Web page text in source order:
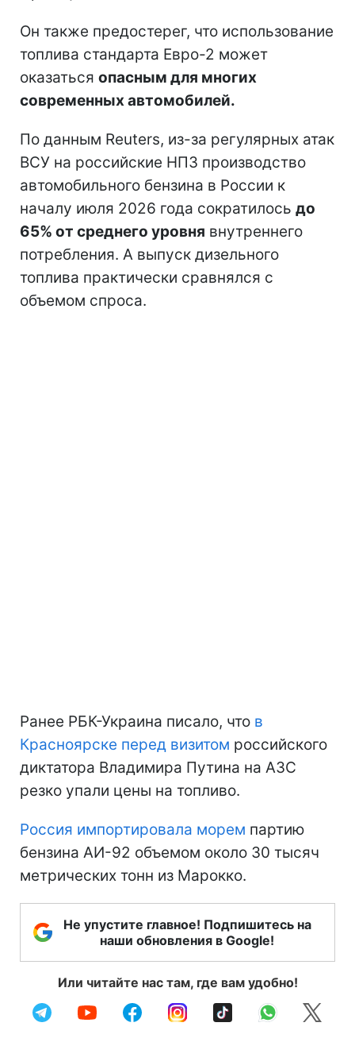
Он также предостерег, что использование
топлива стандарта Евро-2 может
оказаться опасным для многих
современных автомобилей.
По данным Reuters, из-за регулярных атак
ВСУ на российские НПЗ производство
автомобильного бензина в России к
началу июля 2026 года сократилось до
65% от среднего уровня внутреннего
потребления. А выпуск дизельного
топлива практически сравнялся с
объемом спроса.
Ранее РБК-Украина писало, что в
Красноярске перед визитом российского
диктатора Владимира Путина на АЗС
резко упали цены на топливо.
Россия импортировала морем партию
бензина АИ-92 объемом около 30 тысяч
метрических тонн из Марокко.
Не упустите главное! Подпишитесь на
наши обновления в Google!
Или читайте нас там, где вам удобно!